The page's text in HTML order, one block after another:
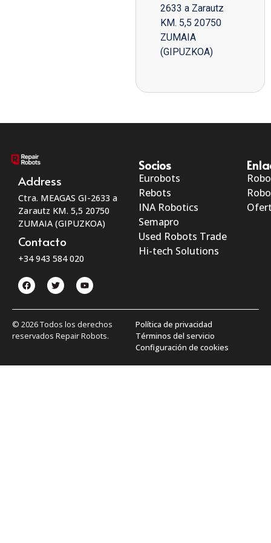
2633 a Zarautz
KM. 5,5 20750
ZUMAIA
(GIPUZKOA)
Address
Ctra. MEAGAS GI-2633 a
Zarautz KM. 5,5 20750
ZUMAIA (GIPUZKOA)
Contacto
+34 943 584 020
Socios
Eurobots
Rebots
INA Robotics
Semapro
Used Robots Trade
Hi-tech Solutions
© 2026 Todos los derechos
reservados Repair Robots.
Política de privacidad
Términos del servicio
Configuración de cookies